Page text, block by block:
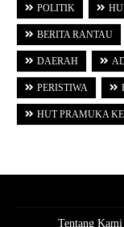
POLITIK
BERITA RANTAU
DAERAH
PERISTIWA
HUT PRAMUKA
Tentang Kami